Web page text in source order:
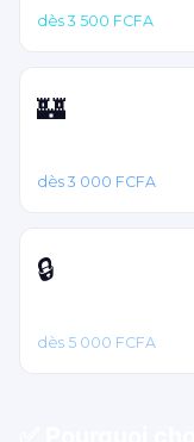
dès 3 500 FCFA
🏰
dès 3 000 FCFA
🔒
dès 5 000 FCFA